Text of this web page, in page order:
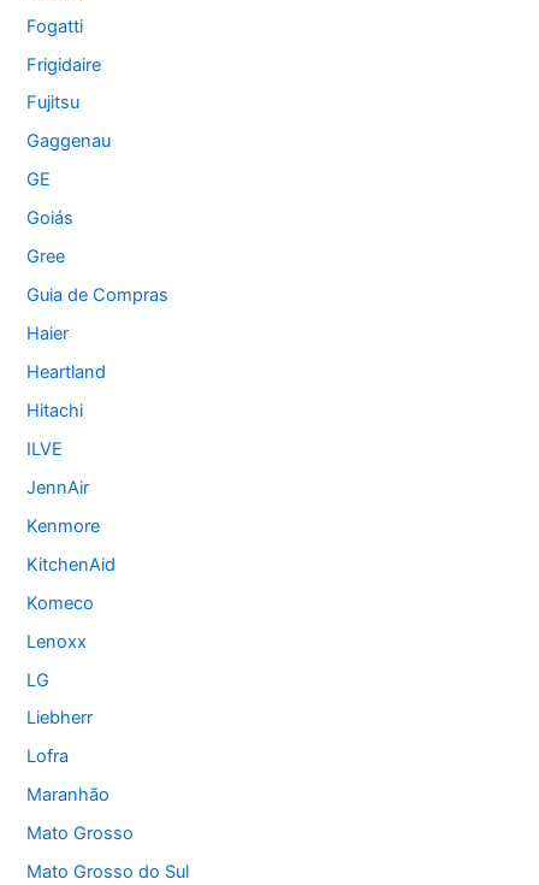
Fogatti
Frigidaire
Fujitsu
Gaggenau
GE
Goiás
Gree
Guia de Compras
Haier
Heartland
Hitachi
ILVE
JennAir
Kenmore
KitchenAid
Komeco
Lenoxx
LG
Liebherr
Lofra
Maranhão
Mato Grosso
Mato Grosso do Sul